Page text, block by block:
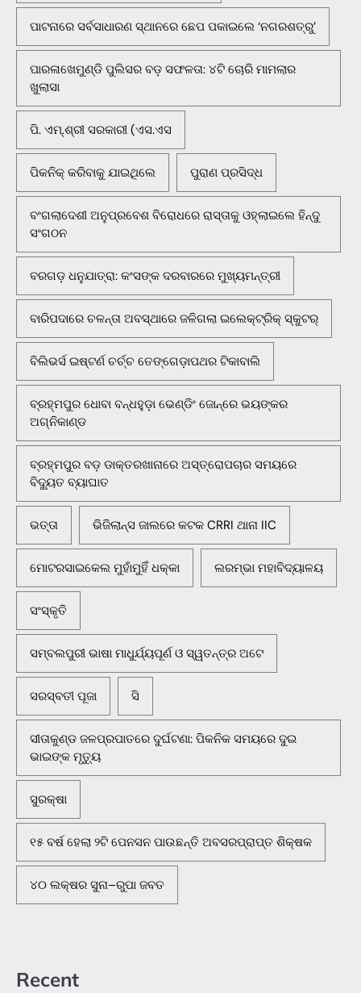
ପାଟନାରେ ସର୍ବସାଧାରଣ ସ୍ଥାନରେ ଛେପ ପକାଇଲେ ‘ନଗରଶତ୍ରୁ’
ପାରଳାଖେମୁଣ୍ଡି ପୁଲିସର ବଡ଼ ସଫଳତା: ୪ଟି ଚୋରି ମାମଲାର
ଖୁଲାସା
ପି. ଏମ୍.ଶ୍ରୀ ସରକାରୀ (ଏସ.ଏସ
ପିକନିକ୍‌ କରିବାକୁ ଯାଇଥିଲେ ପୁରାଣ ପ୍ରସିଦ୍ଧ
ବଂଗଲାଦେଶୀ ଅନୁପ୍ରବେଶ ବିରୋଧରେ ରାସ୍ତାକୁ ଓହ୍ଲାଇଲେ ହିନ୍ଦୁ
ସଂଗଠନ
ବରଗଡ଼ ଧନୁଯାତ୍ରା: କଂସଙ୍କ ଦରବାରରେ ମୁଖ୍ୟମନ୍ତ୍ରୀ
ବାରିପଦାରେ ଚଳନ୍ତା ଅବସ୍ଥାରେ ଜଳିଗଲା ଇଲେକ୍ଟ୍ରିକ୍ ସ୍କୁଟର୍
ବିଲିଭର୍ସ ଇଷ୍ଟର୍ଣ ଚର୍ଚ୍ଚ ତେଙ୍ଗେଡ଼ାପଥର ଟିକାବାଲି
ବ୍ରହ୍ମପୁର ଧୋବା ବନ୍ଧହୁଡ଼ା ଭେଣ୍ଡିଂ ଜୋନ୍‌ରେ ଭୟଙ୍କର
ଅଗ୍ନିକାଣ୍ଡ
ବ୍ରହ୍ମପୁର ବଡ଼ ଡାକ୍ତରଖାନାରେ ଅସ୍ତ୍ରୋପଚାର ସମୟରେ
ବିଦ୍ୟୁତ ବ୍ୟାଘାତ
ଭତ୍ତା ଭିଜିଲାନ୍ସ ଜାଲରେ କଟକ CRRI ଥାନା IIC
ମୋଟରସାଇକେଲ ମୁହାଁମୁହିଁ ଧକ୍କା ଲରମ୍ଭା ମହାବିଦ୍ୟାଳୟ
ସଂସ୍କୃତି
ସମ୍ବଲପୁରୀ ଭାଷା ମାଧୁର୍ଯ୍ୟପୂର୍ଣ ଓ ସ୍ୱତନ୍ତ୍ର ଅଟେ
ସରସ୍ବତୀ ପୂଜା ସି
ସୀତାକୁଣ୍ଡ ଜଳପ୍ରପାତରେ ଦୁର୍ଘଟଣା: ପିକନିକ ସମୟରେ ଦୁଇ
ଭାଇଙ୍କ ମୃତ୍ୟୁ
ସୁରକ୍ଷା
୧୫ ବର୍ଷ ହେଲା ୨ଟି ପେନସନ ପାଉଛନ୍ତି ଅବସରପ୍ରାପ୍ତ ଶିକ୍ଷକ
୪୦ ଲକ୍ଷର ସୁନା–ରୁପା ଜବତ
Recent